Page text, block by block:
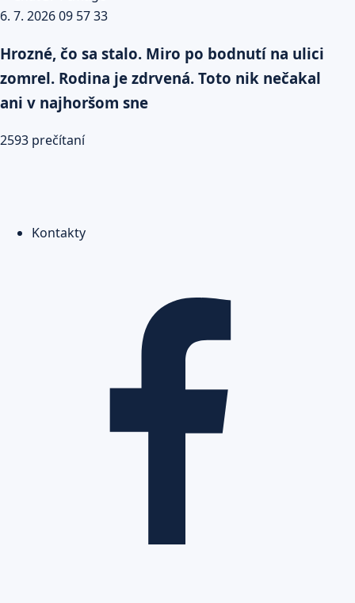
Hrozné, čo sa stalo. Miro po bodnutí na ulici
zomrel. Rodina je zdrvená. Toto nik nečakal
ani v najhoršom sne
2593 prečítaní
Kontakty